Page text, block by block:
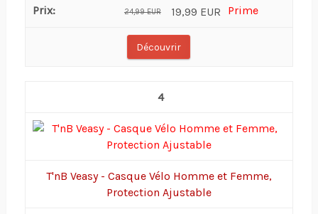
24,99 EUR 19,99 EUR
Découvrir
4
T'nB Veasy - Casque Vélo Homme et Femme,
Protection Ajustable